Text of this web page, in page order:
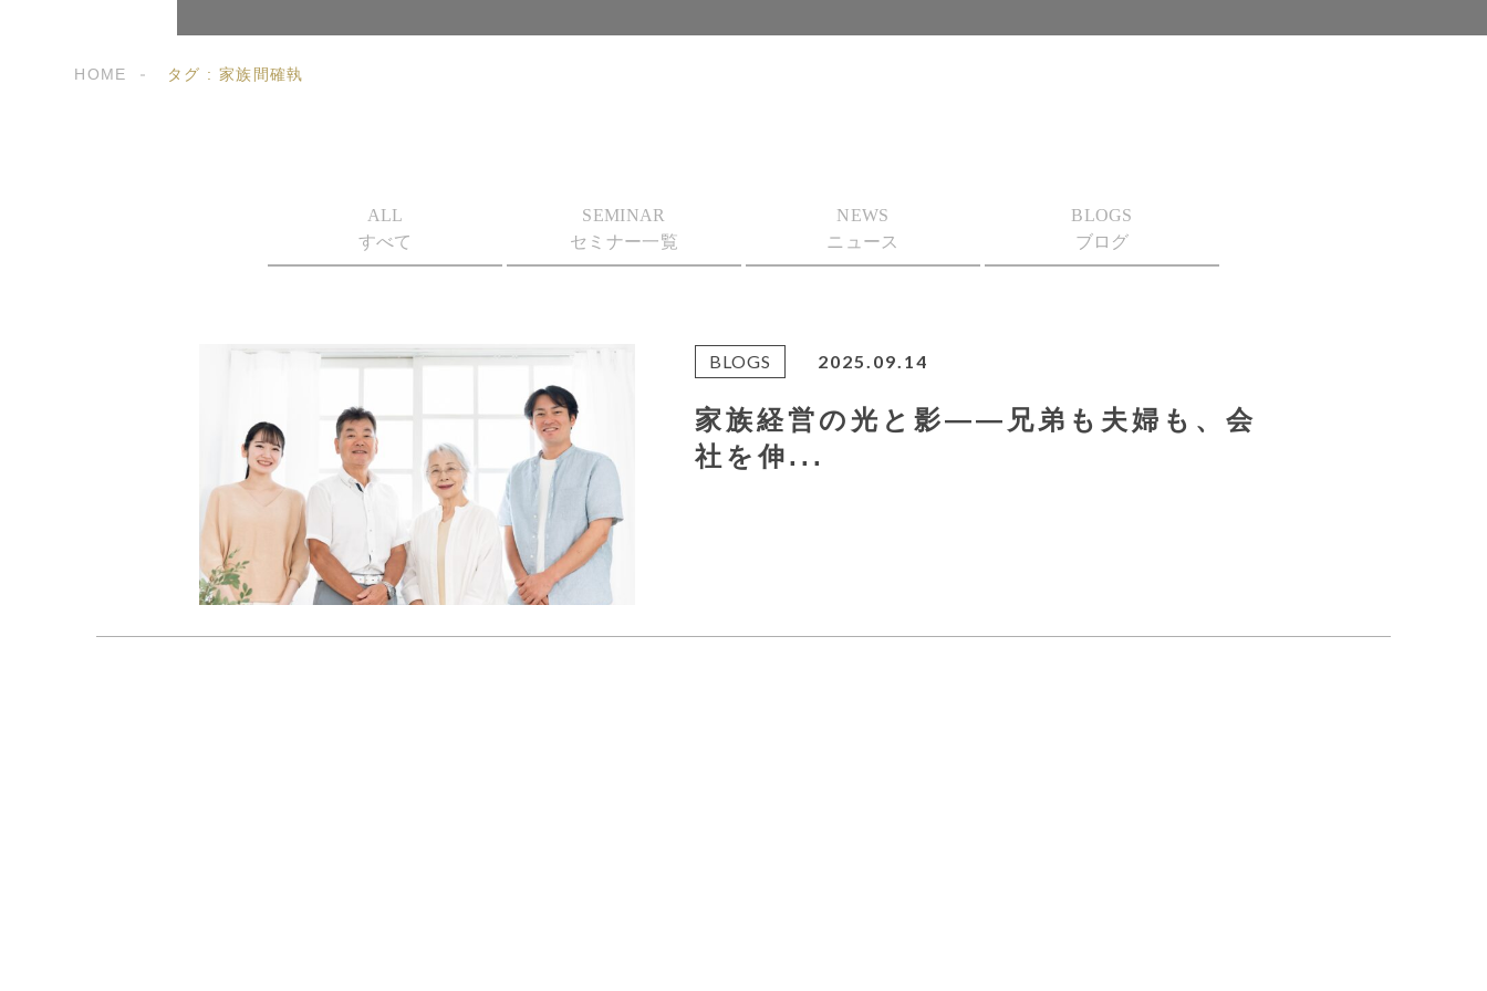
HOME タグ : 家族間確執
ALL
すべて
SEMINAR
セミナー一覧
NEWS
ニュース
BLOGS
ブログ
BLOGS 2025.09.14
家族経営の光と影――兄弟も夫婦も、会
社を伸...